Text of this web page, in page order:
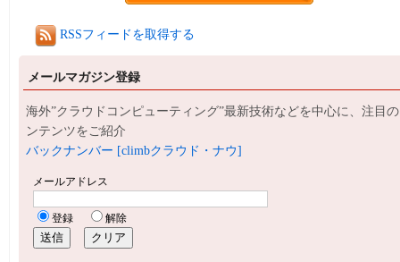
RSSフィードを取得する
メールマガジン登録
海外”クラウドコンピューティング”最新技術などを中心に、注目
ンテンツをご紹介
バックナンバー [climbクラウド・ナウ]